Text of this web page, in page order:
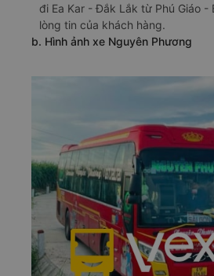
đi Ea Kar - Đắk Lắk từ Phú Giáo -
lòng tin của khách hàng.
b. Hình ảnh xe Nguyên Phương